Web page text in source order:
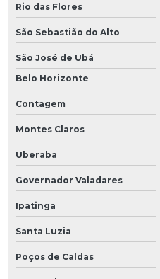
Rio das Flores
São Sebastião do Alto
São José de Ubá
Belo Horizonte
Contagem
Montes Claros
Uberaba
Governador Valadares
Ipatinga
Santa Luzia
Poços de Caldas